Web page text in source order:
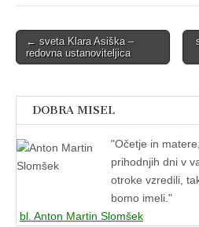
Post
navigation
← sveta Klara Asiška –
redovna ustanoviteljica
DOBRA MISEL
"Očetje in
prihodnjih dni v
otroke vzredili,
bomo imeli."
bl. Anton Martin Slomšek